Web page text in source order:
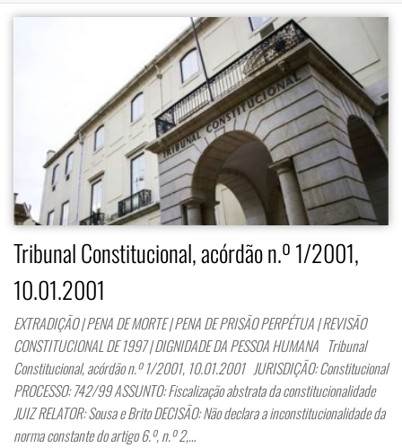
Tribunal Constitucional, acórdão n.º 1/2001,
10.01.2001
EXTRADIÇÃO | PENA DE MORTE | PENA DE PRISÃO PERPÉTUA | REVISÃO
CONSTITUCIONAL DE 1997 | DIGNIDADE DA PESSOA HUMANA Tribunal
Constitucional, acórdão n.º 1/2001, 10.01.2001 JURISDIÇÃO: Constitucional
PROCESSO: 742/99 ASSUNTO: Fiscalização abstrata da constitucionalidade
JUIZ RELATOR: Sousa e Brito DECISÃO: Não declara a inconstitucionalidade da
norma constante do artigo 6.º, n.º 2,…